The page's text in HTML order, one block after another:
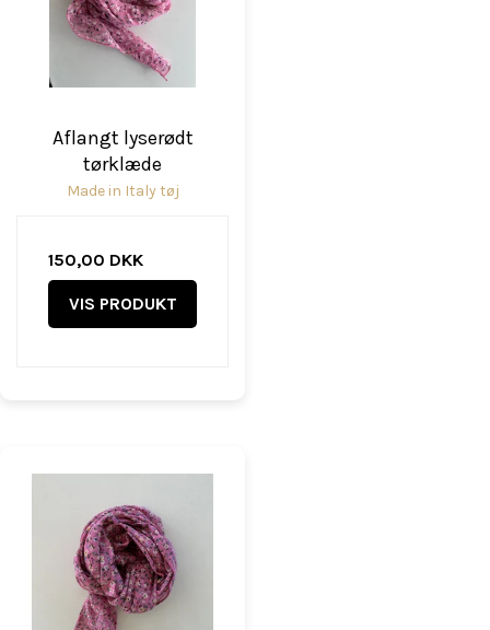
Aflangt lyserødt
tørklæde
Made in Italy tøj
150,00 DKK
VIS PRODUKT